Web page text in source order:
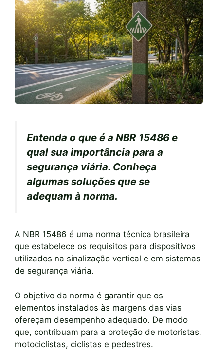
Entenda o que é a NBR 15486 e
qual sua importância para a
segurança viária. Conheça
algumas soluções que se
adequam à norma.
A NBR 15486 é uma norma técnica brasileira
que estabelece os requisitos para dispositivos
utilizados na sinalização vertical e em sistemas
de segurança viária.
O objetivo da norma é garantir que os
elementos instalados às margens das vias
ofereçam desempenho adequado. De modo
que, contribuam para a proteção de motoristas,
motociclistas, ciclistas e pedestres.